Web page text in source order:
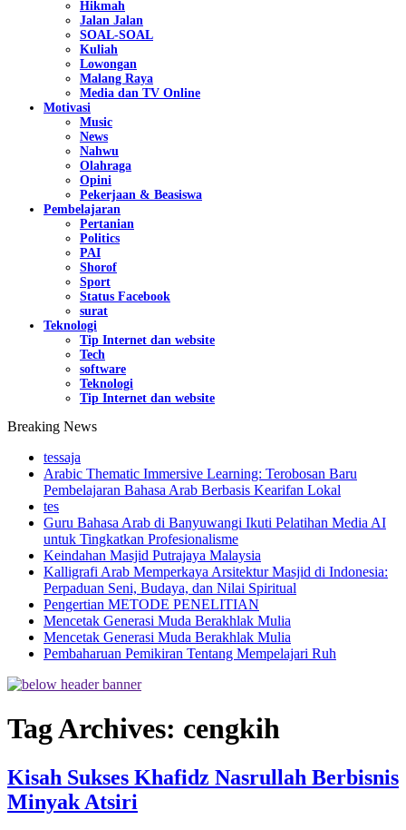
Hikmah
Jalan Jalan
SOAL-SOAL
Kuliah
Lowongan
Malang Raya
Media dan TV Online
Motivasi
Music
News
Nahwu
Olahraga
Opini
Pekerjaan & Beasiswa
Pembelajaran
Pertanian
Politics
PAI
Shorof
Sport
Status Facebook
surat
Teknologi
Tip Internet dan website
Tech
software
Teknologi
Tip Internet dan website
Breaking News
tessaja
Arabic Thematic Immersive Learning: Terobosan Baru
Pembelajaran Bahasa Arab Berbasis Kearifan Lokal
tes
Guru Bahasa Arab di Banyuwangi Ikuti Pelatihan Media AI
untuk Tingkatkan Profesionalisme
Keindahan Masjid Putrajaya Malaysia
Kalligrafi Arab Memperkaya Arsitektur Masjid di Indonesia:
Perpaduan Seni, Budaya, dan Nilai Spiritual
Pengertian METODE PENELITIAN
Mencetak Generasi Muda Berakhlak Mulia
Mencetak Generasi Muda Berakhlak Mulia
Pembaharuan Pemikiran Tentang Mempelajari Ruh
Tag Archives: cengkih
Kisah Sukses Khafidz Nasrullah Berbisnis
Minyak Atsiri